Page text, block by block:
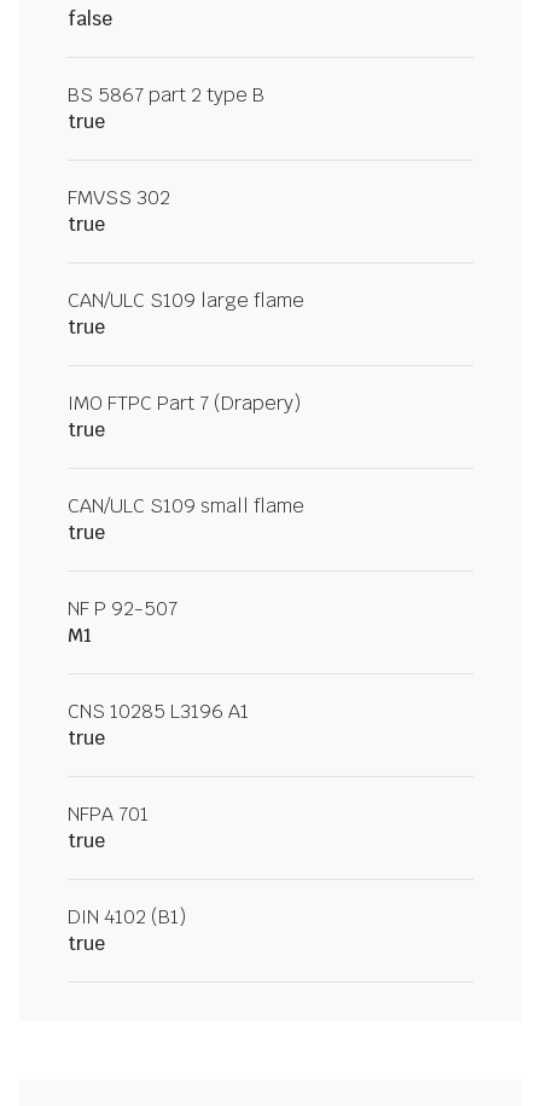
false
BS 5867 part 2 type B
true
FMVSS 302
true
CAN/ULC S109 large flame
true
IMO FTPC Part 7 (Drapery)
true
CAN/ULC S109 small flame
true
NF P 92-507
M1
CNS 10285 L3196 A1
true
NFPA 701
true
DIN 4102 (B1)
true